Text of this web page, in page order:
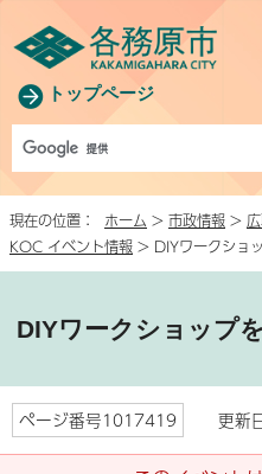
トップページ
現在の位置： ホーム > 市政情報 >
KOC イベント情報 > DIYワークショ
DIYワークショップ
ページ番号1017419 更新